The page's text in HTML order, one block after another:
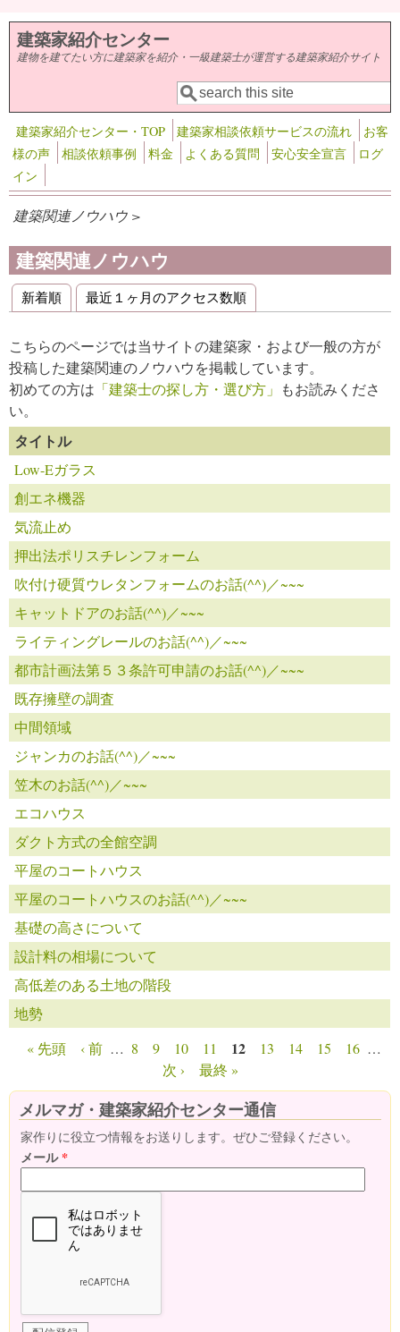
メインコンテンツに移動
建築家紹介センター
建物を建てたい方に建築家を紹介・一級建築士が運営する建築家紹介サイト
検索フォーム
検索
建築家紹介センター・TOP 建築家相談依頼サービスの流れ
お客
様の声
相談依頼事例 料金 よくある質問 安心安全宣言
ログ
イン
建築関連ノウハウ >
建築関連ノウハウ
プライマリータブ
新着順 最近１ヶ月のアクセス数順
こちらのページでは当サイトの建築家・および一般の方が
投稿した建築関連のノウハウを掲載しています。
初めての方は 「建築士の探し方・選び方」 もお読みくださ
い。
タイトル
Low-Eガラス
創エネ機器
気流止め
押出法ポリスチレンフォーム
吹付け硬質ウレタンフォームのお話(^^)／~~~
キャットドアのお話(^^)／~~~
ライティングレールのお話(^^)／~~~
都市計画法第５３条許可申請のお話(^^)／~~~
既存擁壁の調査
中間領域
ジャンカのお話(^^)／~~~
笠木のお話(^^)／~~~
エコハウス
ダクト方式の全館空調
平屋のコートハウス
平屋のコートハウスのお話(^^)／~~~
基礎の高さについて
設計料の相場について
高低差のある土地の階段
地勢
ページ
« 先頭 ‹ 前 … 8 9 10 11 12 13 14 15 16 …
次 ›
最終 »
メルマガ・建築家紹介センター通信
家作りに役立つ情報をお送りします。ぜひご登録ください。
メール*